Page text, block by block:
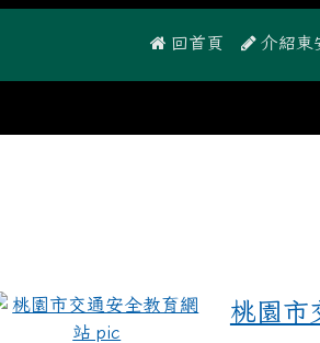
 回首頁 介紹東
桃園市交通
桃園市